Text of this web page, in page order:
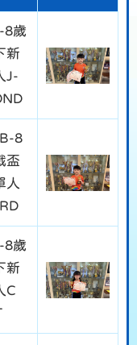
8歲
新
J-
8
盃
人
8歲
新
C